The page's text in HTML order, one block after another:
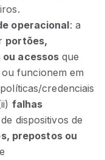
operacional: a
portões,
acessos que
funcionem em
credenciais
falhas
dispositivos de
prepostos ou